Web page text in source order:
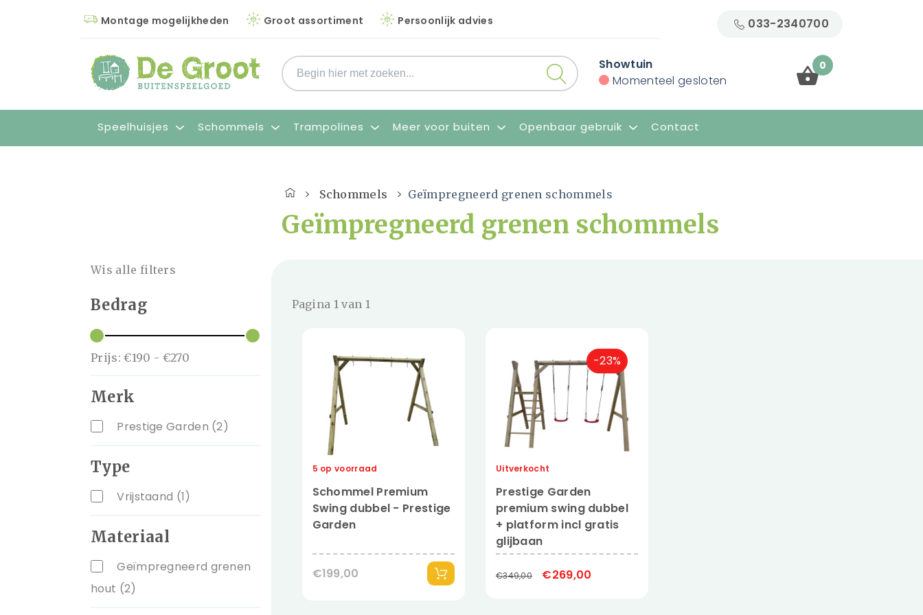
Montage mogelijkheden Groot assortiment Persoonlijk advies 033-2340700
Showtuin
Momenteel gesloten
0
Speelhuisjes Schommels Trampolines Meer voor buiten Openbaar gebruik Contact
Schommels Geïmpregneerd grenen schommels
Geïmpregneerd grenen schommels
Wis alle filters
Bedrag
Prijs:€190 - €270
Merk
Prestige Garden (2)
Type
Vrijstaand (1)
Materiaal
Geïmpregneerd grenen
hout (2)
Pagina 1 van 1
Schommel Premium
Swing dubbel - Prestige
Garden
€199,00
5 op voorraad
-23%
Prestige Garden
premium swing dubbel
+ platform incl gratis
glijbaan
€349,00 €269,00
Uitverkocht